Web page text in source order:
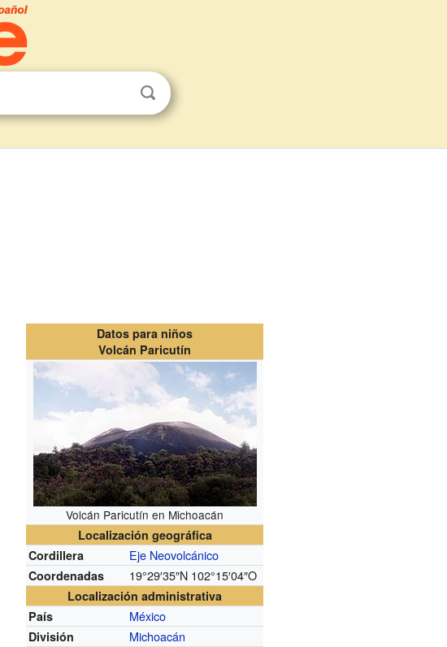
Datos para niños
Volcán Paricutín
Volcán Paricutín en Michoacán
Localización geográfica
Cordillera
Eje Neovolcánico
Coordenadas 19°29′35″N 102°15′04″O
Localización administrativa
País
México
División Michoacán